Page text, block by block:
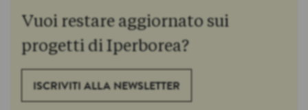
Vuoi restare aggiornato sui
progetti di Iperborea?
ISCRIVITI ALLA NEWSLETTER